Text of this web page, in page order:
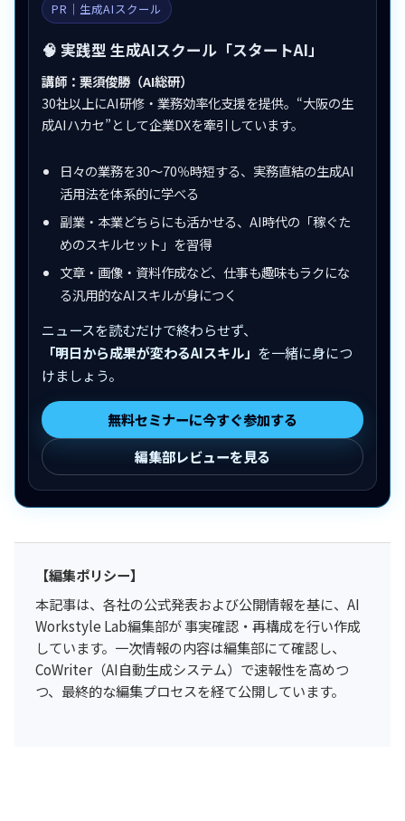
PR｜生成AIスクール
🧠 実践型 生成AIスクール「スタートAI」
講師：栗須俊勝（AI総研）
30社以上にAI研修・業務効率化支援を提供。“大阪の生
成AIハカセ”として企業DXを牽引しています。
日々の業務を30〜70％時短する、実務直結の生成AI
活用法を体系的に学べる
副業・本業どちらにも活かせる、AI時代の「稼ぐた
めのスキルセット」を習得
文章・画像・資料作成など、仕事も趣味もラクにな
る汎用的なAIスキルが身につく
ニュースを読むだけで終わらせず、
「明日から成果が変わるAIスキル」 を一緒に身につ
けましょう。
無料セミナーに今すぐ参加する
編集部レビューを見る
【編集ポリシー】
本記事は、各社の公式発表および公開情報を基に、AI
Workstyle Lab編集部が 事実確認・再構成を行い作成
しています。一次情報の内容は編集部にて確認し、
CoWriter（AI自動生成システム）で速報性を高めつ
つ、最終的な編集プロセスを経て公開しています。